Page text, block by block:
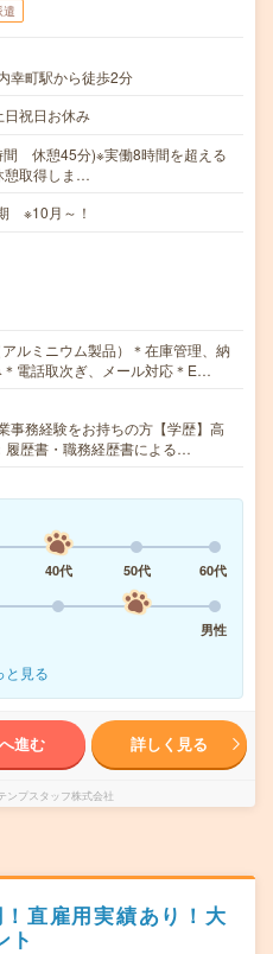
遣
幸町駅から徒歩2分
祝日お休み
休憩45分)※実働8時間を超える
憩取得しま…
※10月～！
ルミニウム製品）＊在庫管理、納
電話取次ぎ、メール対応＊E…
事務経験をお持ちの方【学歴】高
履歴書・職務経歴書による…
40代 50代
60代
男性
と見る
進む 詳しく見る
ンプスタッフ株式会社
直雇用実績あり！大
ト